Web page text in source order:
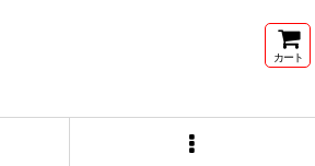
カート